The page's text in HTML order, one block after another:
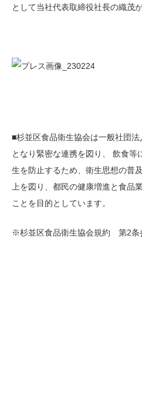
として当社代表取締役社長の織茂
■杉並区食品衛生協会は一般社団
となり緊密な連携を図り、 飲食等
生を防止するため、衛生思想の普
上を図り、都民の健康増進と食品
ことを目的としています。
※杉並区食品衛生協会規約 第2条